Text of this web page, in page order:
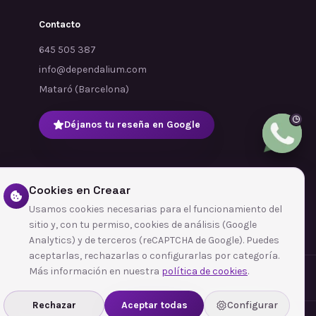
Contacto
645 505 387
info@dependalium.com
Mataró (Barcelona)
Déjanos tu reseña en Google
Cookies en Creaar
Usamos cookies necesarias para el funcionamiento del
sitio y, con tu permiso, cookies de análisis (Google
Analytics) y de terceros (reCAPTCHA de Google). Puedes
aceptarlas, rechazarlas o configurarlas por categoría.
Más información en nuestra política de cookies.
Rechazar Aceptar todas Configurar